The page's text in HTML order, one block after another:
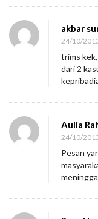
akbar
24/10/
trims
dari 2
Aulia
24/10/
Pesan